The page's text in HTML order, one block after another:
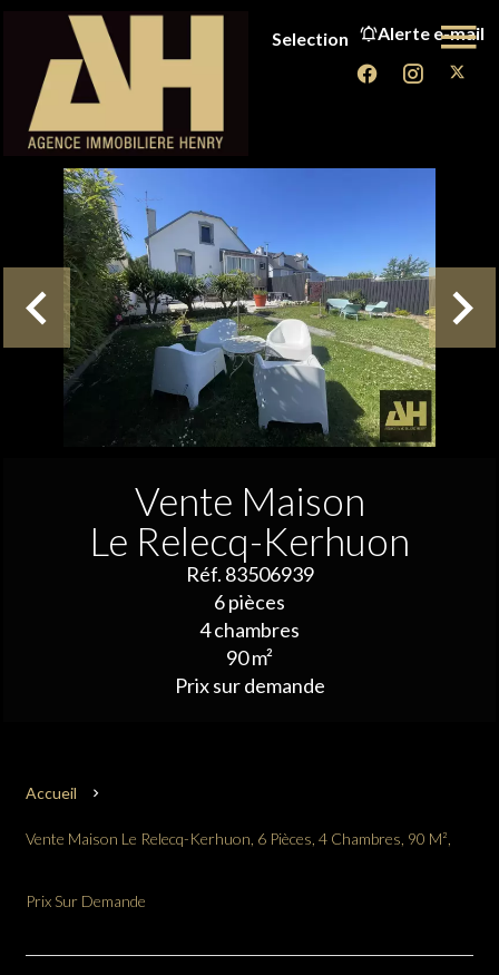
Selection Alerte e-mail
Vente Maison
Le Relecq-Kerhuon
Réf. 83506939
6 pièces
4 chambres
90 m²
Prix sur demande
Accueil
Vente Maison Le Relecq-Kerhuon, 6 Pièces, 4 Chambres, 90 M²,
Prix Sur Demande